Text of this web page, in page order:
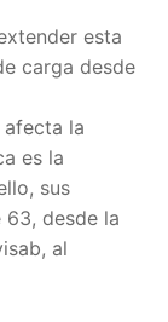
esta
carga desde
afecta la
es la
sus
desde la
al